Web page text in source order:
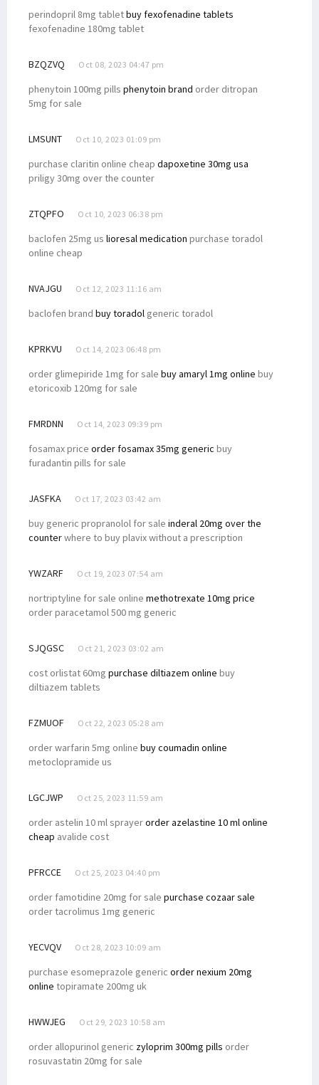
perindopril 8mg tabletbuy fexofenadine tablets
fexofenadine 180mg tablet
BZQZVQ Oct 08, 2023 04:47 pm
phenytoin 100mg pills phenytoin brand order ditropan
5mg for sale
LMSUNT Oct 10, 2023 01:09 pm
purchase claritin online cheap dapoxetine 30mg usa
priligy 30mg over the counter
ZTQPFO Oct 10, 2023 06:38 pm
baclofen 25mg us lioresal medication purchase toradol
online cheap
NVAJGU Oct 12, 2023 11:16 am
baclofen brand buy toradol generic toradol
KPRKVU Oct 14, 2023 06:48 pm
order glimepiride 1mg for sale buy amaryl 1mg online buy
etoricoxib 120mg for sale
FMRDNN Oct 14, 2023 09:39 pm
fosamax price order fosamax 35mg generic buy
furadantin pills for sale
JASFKA Oct 17, 2023 03:42 am
buy generic propranolol for sale inderal 20mg over the
counterwhere to buy plavix without a prescription
YWZARF Oct 19, 2023 07:54 am
nortriptyline for sale online methotrexate 10mg price
order paracetamol 500 mg generic
SJQGSC Oct 21, 2023 03:02 am
cost orlistat 60mg purchase diltiazem online buy
diltiazem tablets
FZMUOF Oct 22, 2023 05:28 am
order warfarin 5mg online buy coumadin online
metoclopramide us
LGCJWP Oct 25, 2023 11:59 am
order astelin 10 ml sprayerorder azelastine 10 ml online
cheap avalide cost
PFRCCE Oct 25, 2023 04:40 pm
order famotidine 20mg for sale purchase cozaar sale
order tacrolimus 1mg generic
YECVQV Oct 28, 2023 10:09 am
purchase esomeprazole generic order nexium 20mg
online topiramate 200mg uk
HWWJEG Oct 29, 2023 10:58 am
order allopurinol generic zyloprim 300mg pills order
rosuvastatin 20mg for sale